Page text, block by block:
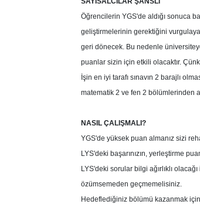
Öğrencilerin YGS'de aldığı sonuca
geliştirmelerinin gerektiğini
geri dönecek. Bu nedenle
puanlar sizin için etkili olacaktır.
İşin en iyi tarafı sınavın 2 barajlı
matematik 2 ve fen 2 bölümlerinden
NASIL ÇALIŞMALI?
YGS'de yüksek puan almanız sizi
LYS'deki başarınızın, yerleştirme
LYS'deki sorular bilgi ağırlıklı
özümsemeden geçmemelisiniz.
Hedeflediğiniz bölümü kazanmak